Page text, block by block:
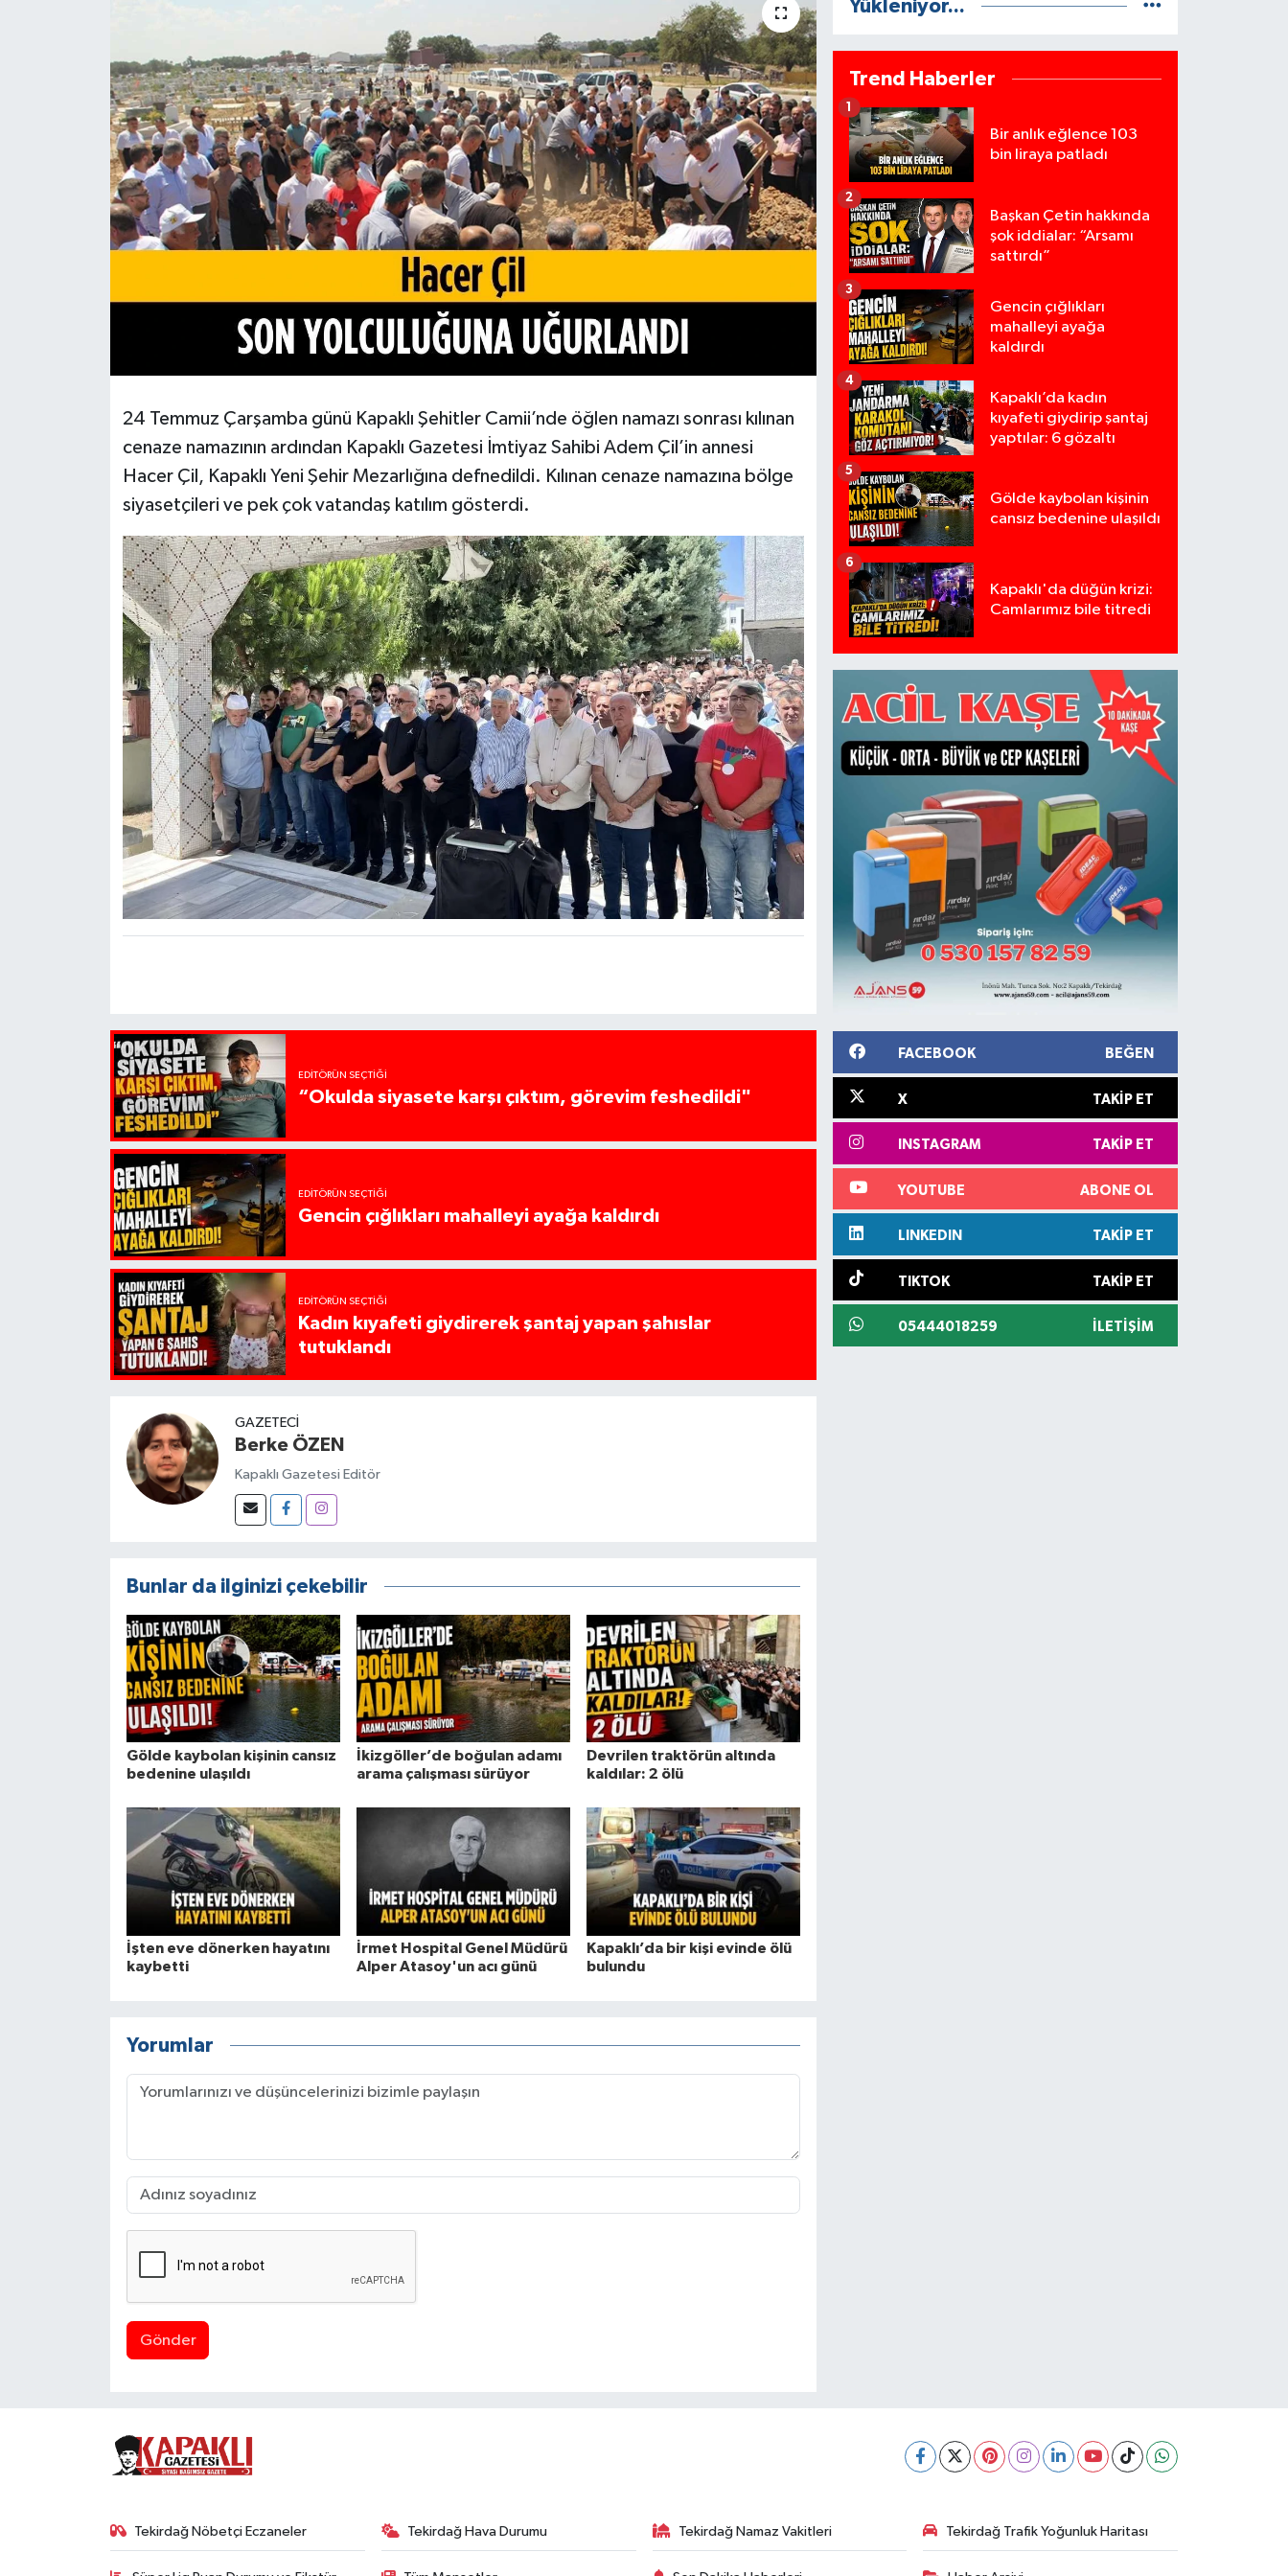
24 Temmuz Çarşamba günü Kapaklı Şehitler Camii’nde öğlen namazı sonrası kılınan
cenaze namazının ardından Kapaklı Gazetesi İmtiyaz Sahibi Adem Çil’in annesi
Hacer Çil, Kapaklı Yeni Şehir Mezarlığına defnedildi. Kılınan cenaze namazına bölge
siyasetçileri ve pek çok vatandaş katılım gösterdi.
EDITÖRÜN SEÇTIĞI
“Okulda siyasete karşı çıktım, görevim feshedildi"
EDITÖRÜN SEÇTIĞI
Gencin çığlıkları mahalleyi ayağa kaldırdı
EDITÖRÜN SEÇTIĞI
Kadın kıyafeti giydirerek şantaj yapan şahıslar
tutuklandı
GAZETECI
Berke ÖZEN
Kapaklı Gazetesi Editör
Bunlar da ilginizi çekebilir
Gölde kaybolan kişinin cansız
bedenine ulaşıldı
İkizgöller’de boğulan adamı
arama çalışması sürüyor
Devrilen traktörün altında
kaldılar: 2 ölü
İşten eve dönerken hayatını
kaybetti
İrmet Hospital Genel Müdürü
Alper Atasoy'un acı günü
Kapaklı’da bir kişi evinde ölü
bulundu
Yorumlar
Gönder
Yükleniyor...
Trend Haberler
Bir anlık eğlence 103
bin liraya patladı
1
Başkan Çetin hakkında
şok iddialar: “Arsamı
sattırdı”
2
Gencin çığlıkları
mahalleyi ayağa
kaldırdı
3
Kapaklı’da kadın
kıyafeti giydirip şantaj
yaptılar: 6 gözaltı
4
Gölde kaybolan kişinin
cansız bedenine ulaşıldı
5
Kapaklı'da düğün krizi:
Camlarımız bile titredi
6
FACEBOOK BEĞEN
X TAKIP ET
INSTAGRAM TAKIP ET
YOUTUBE ABONE OL
LINKEDIN TAKIP ET
TIKTOK TAKIP ET
05444018259 İLETIŞIM
Tekirdağ Nöbetçi Eczaneler Tekirdağ Hava Durumu Tekirdağ Namaz Vakitleri Tekirdağ Trafik Yoğunluk Haritası
Teknoloji